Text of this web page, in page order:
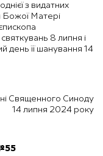
з видатних
Божої Матері
8 липня і
день її шанування 14
Священного Синоду
14 липня 2024 року